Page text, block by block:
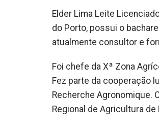
Elder Lima Leite
do Porto, possui o
atualmente consultor e
Foi chefe da Xª Zona
Fez parte da cooperação
Recherche Agronomique.
Regional de Agricultura